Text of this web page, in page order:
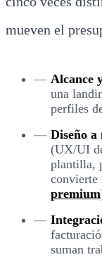
mueven el
Alcance
una
perfiles
Diseño
(UX/UI
plantilla,
convierte
premium
suman